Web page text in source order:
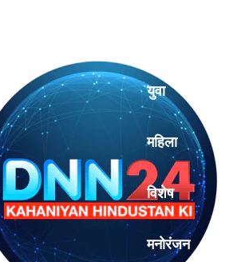
युवा
महिला
विशेष
मनोरंजन